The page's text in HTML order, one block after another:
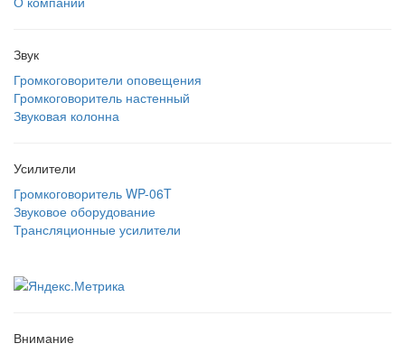
Звук
Громкоговорители оповещения
Громкоговоритель настенный
Звуковая колонна
Усилители
Громкоговоритель WP-06T
Звуковое оборудование
Трансляционные усилители
Внимание